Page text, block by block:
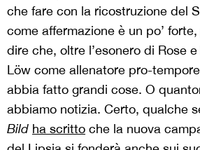
che fare con la ricostruzione del
come affermazione è un po’
dire che, oltre l’esonero di Rose e
Löw come allenatore pro-
abbia fatto grandi cose. O
abbiamo notizia. Certo, qualche
Bild ha scritto che la nuova